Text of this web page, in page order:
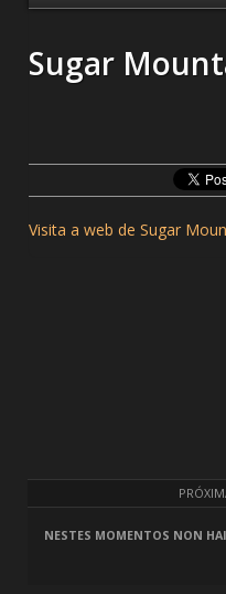
Sugar
Visita a web de Sugar
NESTES MOMENTOS NON